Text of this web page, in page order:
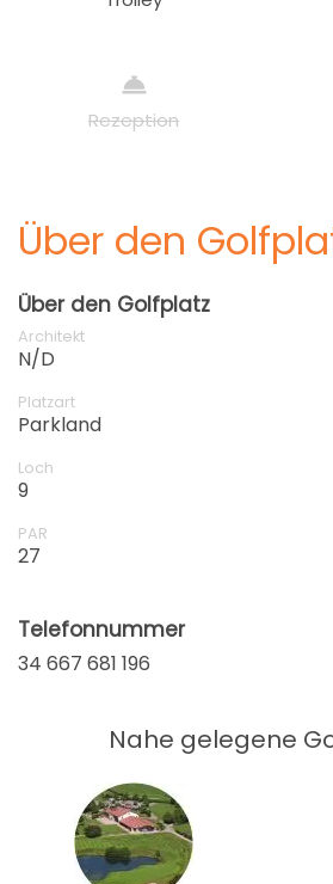
Rezeption
Über den
Über den Golfplatz
Architekt
N/D
Platzart
Parkland
Loch
9
PAR
27
Telefonnummer
34 667 681 196
Nahe gelegene